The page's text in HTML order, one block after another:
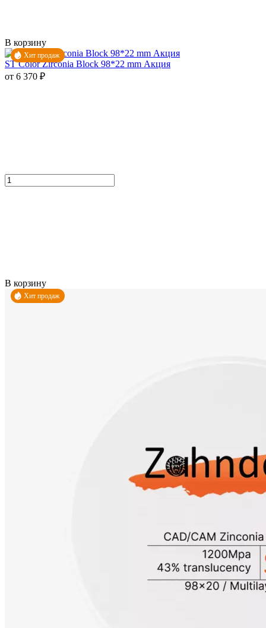
В корзину
Хит продаж
ST Color Zirconia Block 98*22 mm Акция
от 6 370 ₽
В корзину
Хит продаж